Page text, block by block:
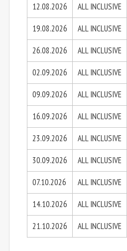
12.08.2026 ALL INCLUSIVE
19.08.2026
ALL INCLUSIVE
26.08.2026
ALL INCLUSIVE
02.09.2026
ALL INCLUSIVE
09.09.2026
ALL INCLUSIVE
16.09.2026
ALL INCLUSIVE
23.09.2026
ALL INCLUSIVE
30.09.2026
ALL INCLUSIVE
07.10.2026
ALL INCLUSIVE
14.10.2026
ALL INCLUSIVE
21.10.2026
ALL INCLUSIVE